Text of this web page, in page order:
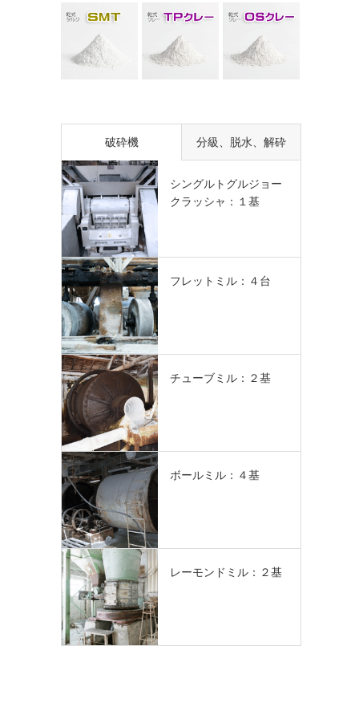
破砕機 分級、脱水、解砕
シングルトグルジョー
クラッシャ：１基
フレットミル：４台
チューブミル：２基
ボールミル：４基
レーモンドミル：２基